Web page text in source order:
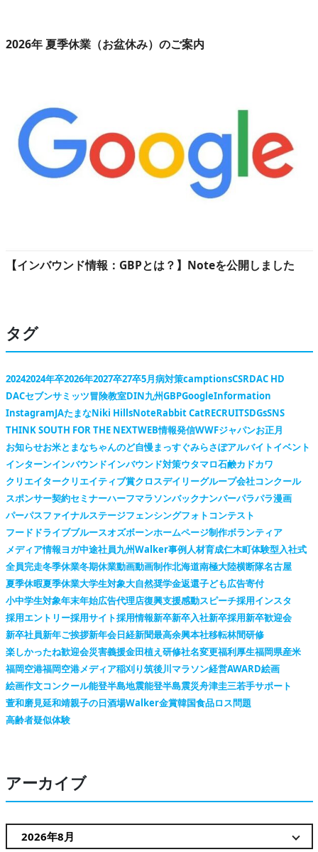
2026年 夏季休業（お盆休み）のご案内
【インバウンド情報：GBPとは？】Noteを公開しました
タグ
20242024年卒2026年2027卒27卒5月病対策camptionsCSRDAC HD
DACセブンサミッツ冒険教室DIN九州GBPGoogleInformation
InstagramJAたまなNiki HillsNoteRabbit CatRECRUITSDGsSNS
THINK SOUTH FOR THE NEXTWEB情報発信WWFジャパンお正月
お知らせお米とまなちゃんのど自慢まっすぐみらさぽアルバイトイベント
インターンインバウンドインバウンド対策ウタマロ石鹸カドカワ
クリエイタークリエイティブ賞クロスデイリーグループ会社コンクール
スポンサー契約セミナーハーフマラソンバックナンバーパラパラ漫画
パーパスファイナルステージフェンシングフォトコンテスト
フードドライブブルースオズボーンホームページ制作ボランティア
メディア情報ヨガ中途社員九州Walker事例人材育成仁木町体験型入社式
全員完走冬季休業冬期休業動画動画制作北海道南極大陸横断隊名古屋
夏季休暇夏季休業大学生対象大自然奨学金返還子ども広告寄付
小中学生対象年末年始広告代理店復興支援感動スピーチ採用インスタ
採用エントリー採用サイト採用情報新卒新卒入社新卒採用新卒歓迎会
新卒社員新年ご挨拶新年会日経新聞最高余興本社移転林間研修
楽しかったね歓迎会災害義援金田植え研修社名変更福利厚生福岡県産米
福岡空港福岡空港メディア稲刈り筑後川マラソン経営AWARD絵画
絵画作文コンクール能登半島地震能登半島震災舟津圭三若手サポート
萱和磨見延和靖親子の日酒場Walker金賞韓国食品ロス問題
高齢者疑似体験
アーカイブ